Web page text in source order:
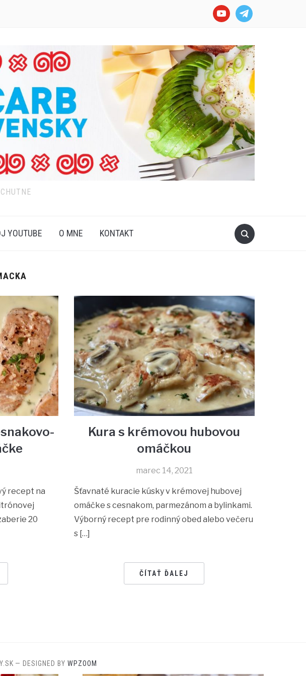
youtubetelegram
YOUTUBE O MNE KONTAKT
recept na
20
Kura s krémovou hubovou
omáčkou
marec 14, 2021
Šťavnaté kuracie kúsky v krémovej hubovej
omáčke s cesnakom, parmezánom a bylinkami.
Výborný recept pre rodinný obed alebo večeru
s […]
ČÍTAŤ ĎALEJ
— DESIGNED BY WPZOOM